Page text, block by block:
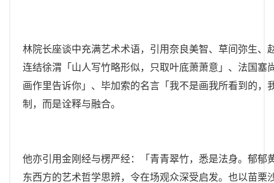
林院长座谈中充满艺术术语，引用奈良美智、草间弥生、
连结徐渭「山人写竹略形似，只取叶底萧萧意」、法国塞
画作里告诉你」、毕加索的名言「我不是画我所看到的
制，而是诠释与融合。
他亦引用金刚经与楞严经：「青青翠竹，悉是法身。郁郁
东西方的艺术哲学思辨，令在场观众深受启发。也以苗栗